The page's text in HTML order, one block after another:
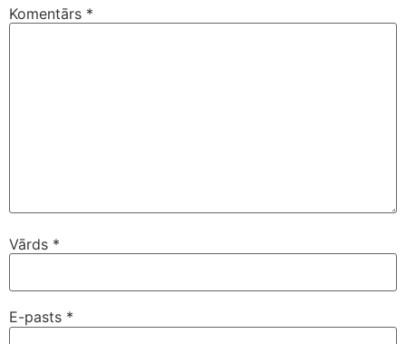
Komentārs *
Vārds *
E-pasts *